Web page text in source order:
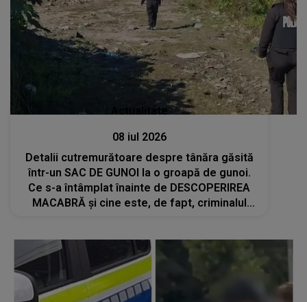
Actualitate
08 iul 2026
Detalii cutremurătoare despre tânăra găsită
într-un SAC DE GUNOI la o groapă de gunoi.
Ce s-a întâmplat înainte de DESCOPERIREA
MACABRĂ și cine este, de fapt, criminalul